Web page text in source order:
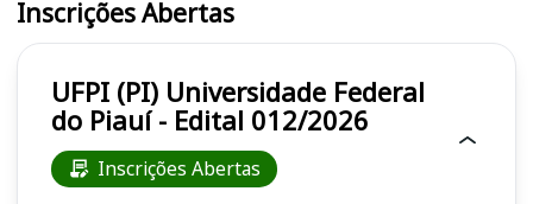
Inscrições Abertas
UFPI (PI) Universidade Federal
do Piauí - Edital 012/2026
Inscrições Abertas